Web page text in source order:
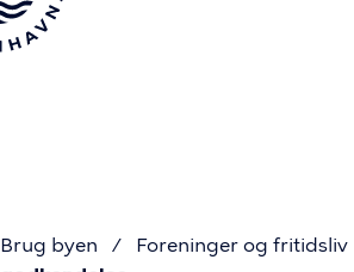
Brug byen Foreninger og fritidsliv